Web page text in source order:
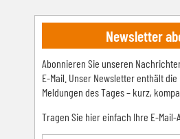
Newsletter
Abonnieren Sie unseren
E-Mail. Unser Newsletter enthält
Meldungen des Tages – kurz,
Tragen Sie hier einfach Ihre E-Mail-